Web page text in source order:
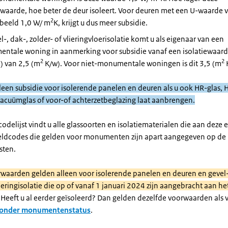
hoe beter de deur isoleert. Voor deuren met een U-waarde
1,0 W/ m2K, krijgt u dus meer subsidie.
, dak-, zolder- of vlieringvloerisolatie komt u als eigenaar van een
woning in aanmerking voor subsidie vanaf een
van 2,5 (m2 K/w). Voor niet-monumentale woningen is dit 3,5 (m2
subsidie voor isolerende panelen en deuren als u ook HR-glas,
of voor-of achterzetbeglazing laat aanbrengen.
vindt u alle glassoorten en isolatiematerialen die aan deze
die gelden voor monumenten zijn apart aangegeven op de
gelden alleen voor isolerende panelen en deuren en
die op of vanaf 1 januari 2024 zijn aangebracht aan
u al eerder geïsoleerd? Dan gelden dezelfde voorwaarden als
monumentenstatus.